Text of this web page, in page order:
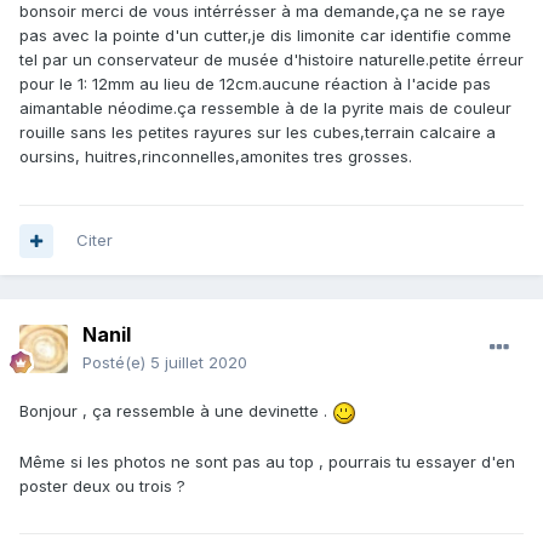
bonsoir merci de vous intérrésser à ma demande,ça ne se raye
pas avec la pointe d'un cutter,je dis limonite car identifie comme
tel par un conservateur de musée d'histoire naturelle.petite érreur
pour le 1: 12mm au lieu de 12cm.aucune réaction à l'acide pas
aimantable néodime.ça ressemble à de la pyrite mais de couleur
rouille sans les petites rayures sur les cubes,terrain calcaire a
oursins, huitres,rinconnelles,amonites tres grosses.
Citer
Nanil
Posté(e) 5 juillet 2020
Bonjour , ça ressemble à une devinette .
Même si les photos ne sont pas au top , pourrais tu essayer d'en
poster deux ou trois ?